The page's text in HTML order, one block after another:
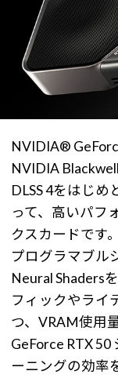
NVIDIA®
NVIDIA
DLSS 4をはじ
って、高いパフ
クスカードです。
プログラマブル
Neural Shaders
フィックやライ
つ、VRAM使用
GeForce RTX
ーニングの効率